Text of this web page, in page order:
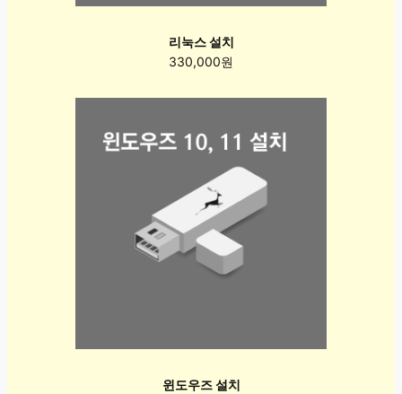
리눅스 설치
330,000원
윈도우즈 설치